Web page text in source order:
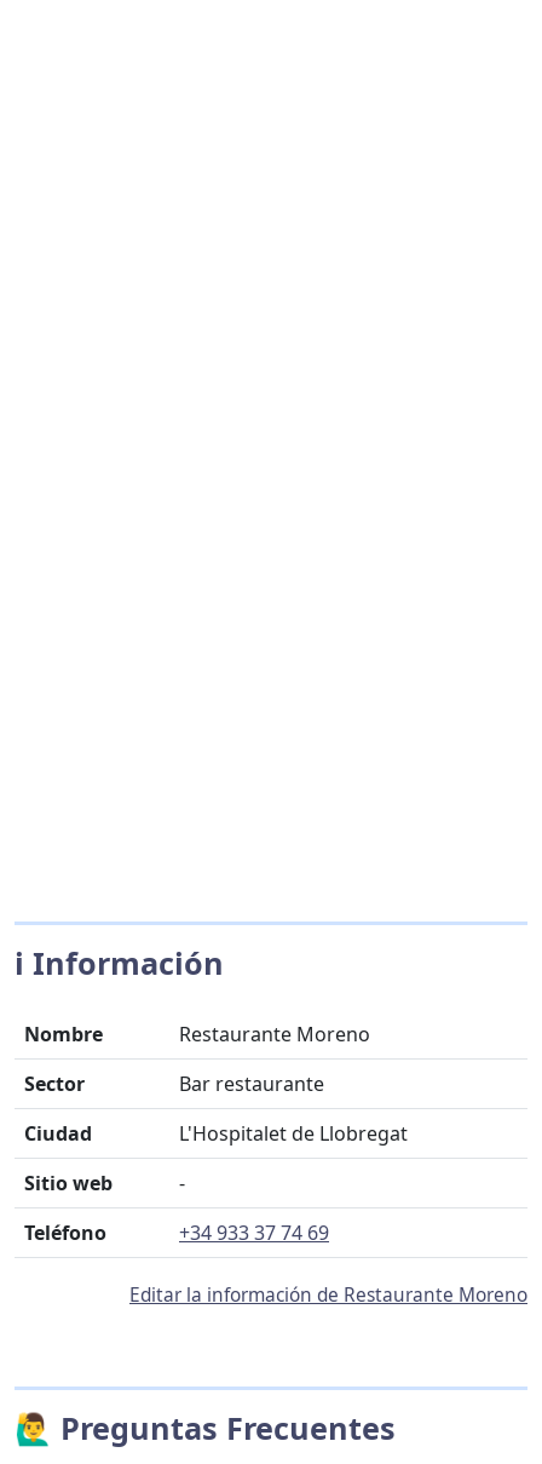
ℹ️ Información
Nombre
Restaurante Moreno
Sector
Bar restaurante
Ciudad
L'Hospitalet de Llobregat
Sitio web
-
Teléfono
+34 933 37 74 69
Editar la información de Restaurante Moreno
🙋‍♂️ Preguntas Frecuentes